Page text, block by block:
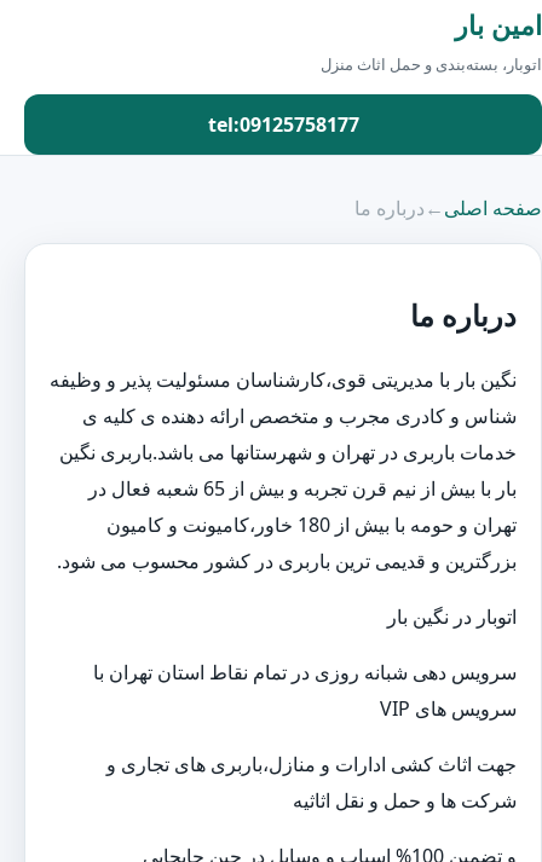
امین بار
اتوبار، بسته‌بندی و حمل اثاث منزل
tel:09125758177
صفحه اصلی←درباره ما
درباره ما
نگین بار با مدیریتی قوی،کارشناسان مسئولیت پذیر و وظیفه
شناس و کادری مجرب و متخصص ارائه دهنده ی کلیه ی
خدمات باربری در تهران و شهرستانها می باشد.باربری نگین
بار با بیش از نیم قرن تجربه و بیش از 65 شعبه فعال در
تهران و حومه با بیش از 180 خاور،کامیونت و کامیون
بزرگترین و قدیمی ترین باربری در کشور محسوب می شود.
اتوبار در نگین بار
سرویس دهی شبانه روزی در تمام نقاط استان تهران با
سرویس های VIP
جهت اثاث کشی ادارات و منازل،باربری های تجاری و
شرکت ها و حمل و نقل اثاثیه
و تضمین 100% اسباب و وسایل در حین جابجایی